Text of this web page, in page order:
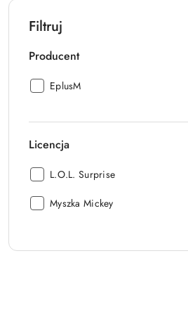
Filtruj
Producent
Producent:
EplusM
Licencja
Licencja:
L.O.L. Surprise
Licencja:
Myszka Mickey